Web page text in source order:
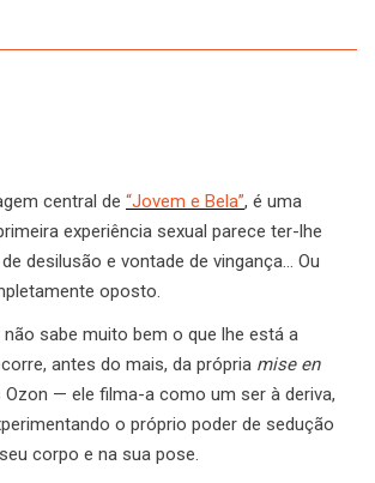
central de “Jovem e Bela”, é uma
experiência sexual parece ter-lhe
desilusão e vontade de vingança… Ou
oposto.
sabe muito bem o que lhe está a
antes do mais, da própria mise en
— ele filma-a como um ser à deriva,
o próprio poder de sedução
corpo e na sua pose.